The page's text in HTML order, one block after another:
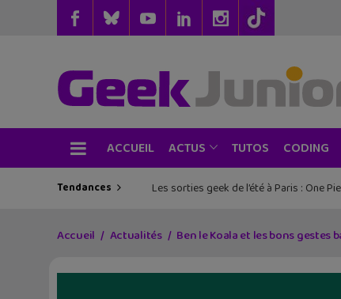
ACCUEIL ACTUS TUTOS CODING
Tendances Les sorties geek de l’été à Paris : One
Accueil Actualités Ben le Koala et les bons gestes